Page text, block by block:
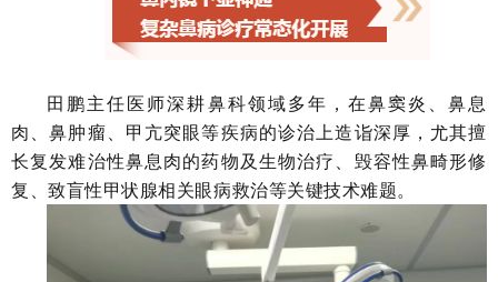
田鹏主任医师深耕鼻科领域多年，在鼻窦炎、鼻息
肉、鼻肿瘤、甲亢突眼等疾病的诊治上造诣深厚，尤其擅
长复发难治性鼻息肉的药物及生物治疗、毁容性鼻畸形修
复、致盲性甲状腺相关眼病救治等关键技术难题。